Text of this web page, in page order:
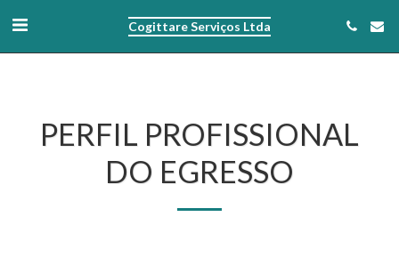
Cogittare Serviços Ltda
PERFIL PROFISSIONAL
DO EGRESSO